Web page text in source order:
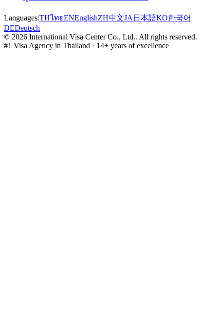
Languages:THไทยENEnglishZH中文JA 日本語KO한국어
DEDeutsch
© 2026 International Visa Center Co., Ltd.. All rights reserved.
#1 Visa Agency in Thailand · 14+ years of excellence